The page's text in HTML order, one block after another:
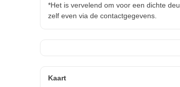
*Het is vervelend om voor een dichte
zelf even via de contactgegevens.
Kaart